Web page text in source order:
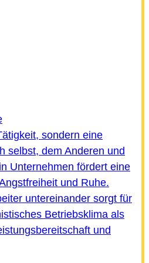
sondern eine
selbst, dem Anderen und
Unternehmen fördert eine
und Ruhe.
untereinander sorgt für
Betriebsklima als
und